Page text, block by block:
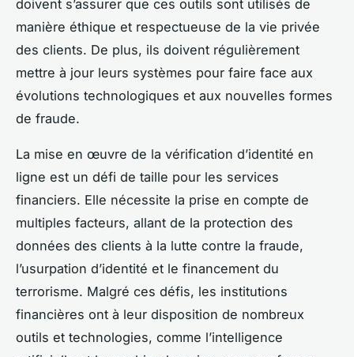
doivent s’assurer que ces outils sont utilisés de
manière éthique et respectueuse de la vie privée
des clients. De plus, ils doivent régulièrement
mettre à jour leurs systèmes pour faire face aux
évolutions technologiques et aux nouvelles formes
de fraude.
La mise en œuvre de la vérification d’identité en
ligne est un défi de taille pour les services
financiers. Elle nécessite la prise en compte de
multiples facteurs, allant de la protection des
données des clients à la lutte contre la fraude,
l’usurpation d’identité et le financement du
terrorisme. Malgré ces défis, les institutions
financières ont à leur disposition de nombreux
outils et technologies, comme l’intelligence